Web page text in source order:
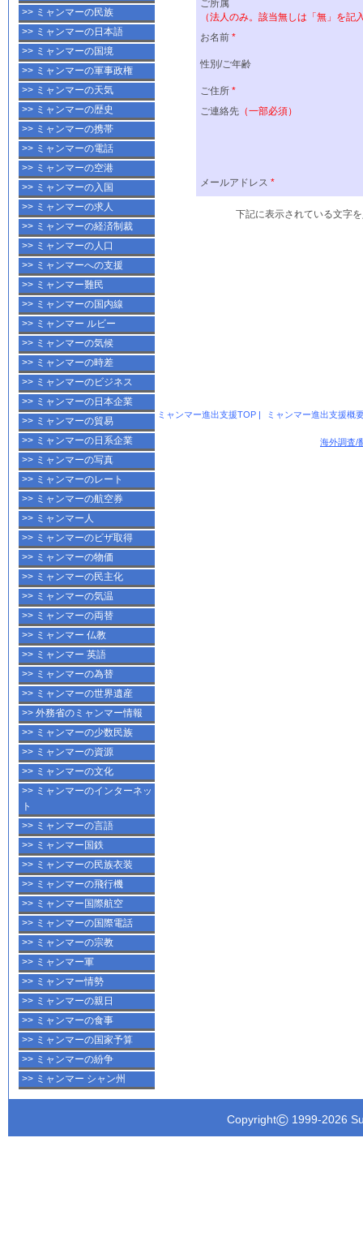
>> ミャンマーの民族
>> ミャンマーの日本語
>> ミャンマーの国境
>> ミャンマーの軍事政権
>> ミャンマーの天気
>> ミャンマーの歴史
>> ミャンマーの携帯
>> ミャンマーの電話
>> ミャンマーの空港
>> ミャンマーの入国
>> ミャンマーの求人
>> ミャンマーの経済制裁
>> ミャンマーの人口
>> ミャンマーへの支援
>> ミャンマー難民
>> ミャンマーの国内線
>> ミャンマー ルビー
>> ミャンマーの気候
>> ミャンマーの時差
>> ミャンマーのビジネス
>> ミャンマーの日本企業
>> ミャンマーの貿易
>> ミャンマーの日系企業
>> ミャンマーの写真
>> ミャンマーのレート
>> ミャンマーの航空券
>> ミャンマー人
>> ミャンマーのビザ取得
>> ミャンマーの物価
>> ミャンマーの民主化
>> ミャンマーの気温
>> ミャンマーの両替
>> ミャンマー 仏教
>> ミャンマー 英語
>> ミャンマーの為替
>> ミャンマーの世界遺産
>> 外務省のミャンマー情報
>> ミャンマーの少数民族
>> ミャンマーの資源
>> ミャンマーの文化
>> ミャンマーのインターネッ
ト
>> ミャンマーの言語
>> ミャンマー国鉄
>> ミャンマーの民族衣装
>> ミャンマーの飛行機
>> ミャンマー国際航空
>> ミャンマーの国際電話
>> ミャンマーの宗教
>> ミャンマー軍
>> ミャンマー情勢
>> ミャンマーの親日
>> ミャンマーの食事
>> ミャンマーの国家予算
>> ミャンマーの紛争
>> ミャンマー シャン州
ミャンマー進出支援TOP| ミャンマー進出支援概
海外調査/
Copyright© 1999-2026